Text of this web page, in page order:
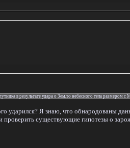
в результате удара о Землю небесного тела размером с
ударился? Я знаю, что обнародованы
существующие гипотезы о